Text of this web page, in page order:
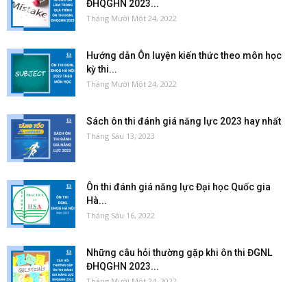
ĐHQGHN 2023...
Tháng Mười Một 24, 2022
Hướng dẫn Ôn luyện kiến thức theo môn học
kỳ thi...
Tháng Mười Một 24, 2022
Sách ôn thi đánh giá năng lực 2023 hay nhất
Tháng Sáu 13, 2023
Ôn thi đánh giá năng lực Đại học Quốc gia
Hà...
Tháng Sáu 16, 2022
Những câu hỏi thường gặp khi ôn thi ĐGNL
ĐHQGHN 2023...